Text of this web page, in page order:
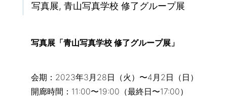
写真展, 青山写真学校 修了グループ展
写真展「青山写真学校 修了グループ展」
会期：2023年3月28日（火）〜4月2日（日）
開廊時間：11:00〜19:00（最終日〜17:00）